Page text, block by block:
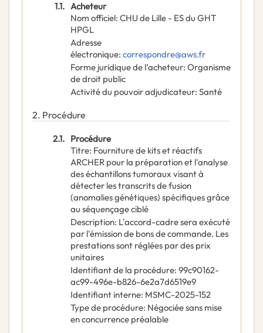
1.1. Acheteur
Nom officiel: CHU de Lille - ES du GHT
HPGL
Adresse
électronique: correspondre@aws.fr
Forme juridique de l’acheteur: Organisme
de droit public
Activité du pouvoir adjudicateur: Santé
2. Procédure
2.1. Procédure
Titre: Fourniture de kits et réactifs
ARCHER pour la préparation et l'analyse
des échantillons tumoraux visant à
détecter les transcrits de fusion
(anomalies génétiques) spécifiques grâce
au séquençage ciblé
Description: L'accord-cadre sera exécuté
par l'émission de bons de commande. Les
prestations sont réglées par des prix
unitaires
Identifiant de la procédure: 99c90162-
ac99-496e-b826-6e2a7d6519e9
Identifiant interne: MSMC-2025-152
Type de procédure: Négociée sans mise
en concurrence préalable